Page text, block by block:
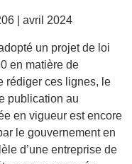
| avril 2024
un projet de loi
en matière de
rédiger ces lignes, le
publication au
en vigueur est encore
le gouvernement en
d’une entreprise de